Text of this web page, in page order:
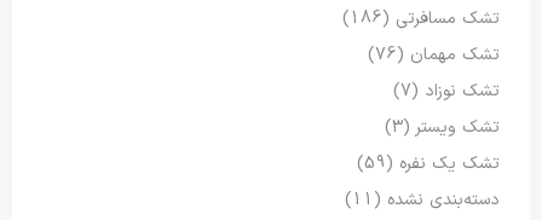
تشک مسافرتی (186)
تشک مهمان (76)
تشک نوزاد (7)
تشک ویستر(3)
تشک یک نفره (59)
دسته‌بندی نشده (11)